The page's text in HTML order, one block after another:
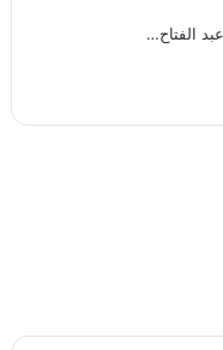
الفتاح…